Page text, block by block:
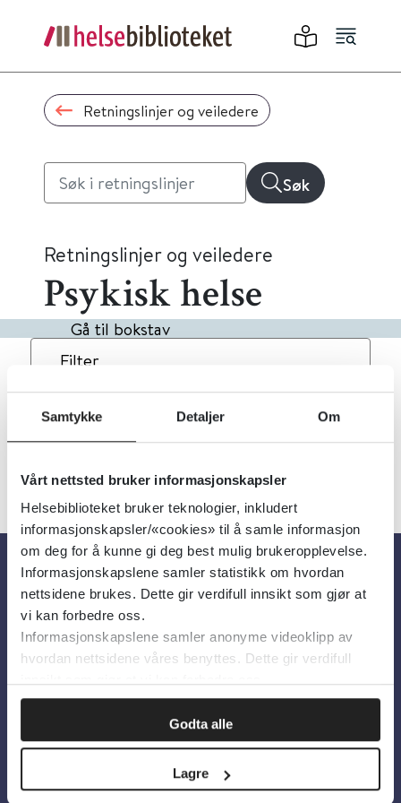
Samtykke Detaljer Om
Vårt nettsted bruker informasjonskapsler
Helsebiblioteket bruker teknologier, inkludert
informasjonskapsler/«cookies» til å samle informasjon
om deg for å kunne gi deg best mulig brukeropplevelse.
Informasjonskapslene samler statistikk om hvordan
nettsidene brukes. Dette gir verdifull innsikt som gjør at
vi kan forbedre oss.
Informasjonskapslene samler anonyme videoklipp av
hvordan nettsidene våres benyttes. Dette gir verdifull
Godta alle
Lagre
Retningslinjer og veiledere
Søk
Retningslinjer og veiledere
Psykisk helse
Gå til bokstav
Filter
2Treff Dato Alfabetisk
Om oss
Om Helsebiblioteket
Personvern og informasjonskapsler
Tilgjengelighetserklæring
Information in English
Bilder fra Colourbox.com